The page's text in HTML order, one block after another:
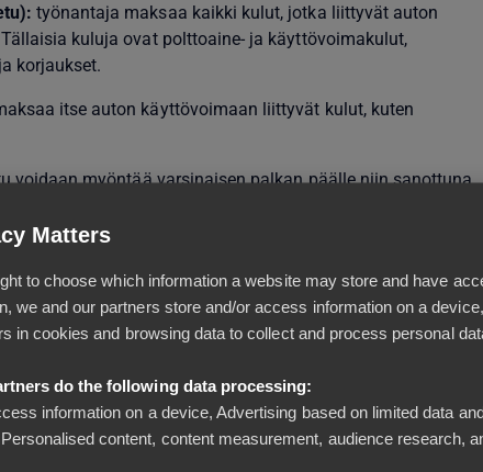
työnantaja maksaa kaikki kulut, jotka liittyvät auton
kuluja ovat polttoaine- ja käyttövoimakulut,
korjaukset.
itse auton käyttövoimaan liittyvät kulut, kuten
voidaan myöntää varsinaisen palkan päälle niin sanottuna
yleistä, että työsuhdeauto lasketaan osaksi palkkaa.
saama rahapalkka voi pienentyä esimerkiksi autoedun
suuruus voi riippua myös auton
on siis se, millaisilla ehdoilla hän saa autoedun.
työsuhdeauton vastaanottamiseen on, että verotusarvo
se tulee kuitenkin osaksi palkkaa ja hyväksyt sen,
arvon määrittämiseksi.
vaihtoehto, on oman auton käyttö.
Matters
to choose which information a website may store and have
we and our partners store and/or access information on a
in cookies and browsing data to collect and process personal
do the following data processing:
information on a device, Advertising based on limited data
content, content measurement, audience research,